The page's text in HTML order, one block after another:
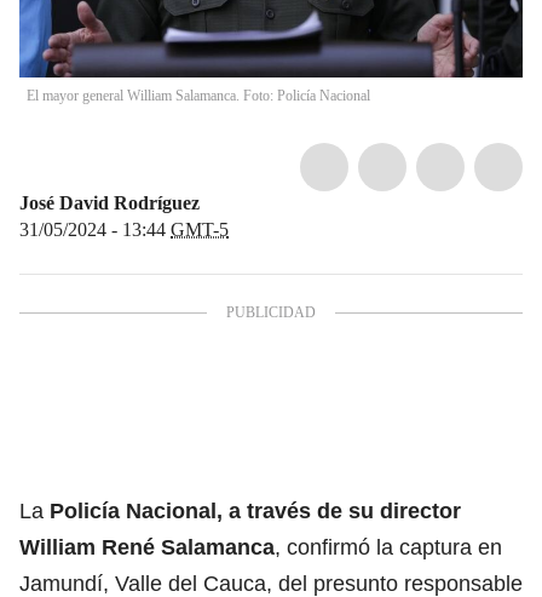
El mayor general William Salamanca. Foto: Policía Nacional
José David Rodríguez
31/05/2024 - 13:44 GMT-5
La Policía Nacional, a través de su director
William René Salamanca, confirmó la captura en
Jamundí, Valle del Cauca, del presunto responsable